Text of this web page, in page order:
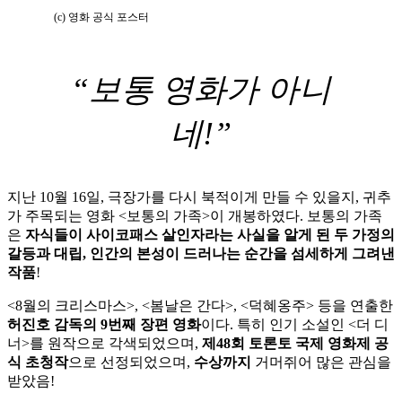
(c) 영화 공식 포스터
“보통 영화가 아니
네!”
지난 10월 16일, 극장가를 다시 북적이게 만들 수 있을지, 귀추
가 주목되는 영화 <보통의 가족>이 개봉하였다. 보통의 가족
은 자식들이 사이코패스 살인자라는 사실을 알게 된 두 가정의
갈등과 대립, 인간의 본성이 드러나는 순간을 섬세하게 그려낸
작품!
<8월의 크리스마스>, <봄날은 간다>, <덕혜옹주> 등을 연출한
허진호 감독의 9번째 장편 영화이다. 특히 인기 소설인 <더 디
너>를 원작으로 각색되었으며, 제48회 토론토 국제 영화제 공
식 초청작으로 선정되었으며, 수상까지 거머쥐어 많은 관심을
받았음!